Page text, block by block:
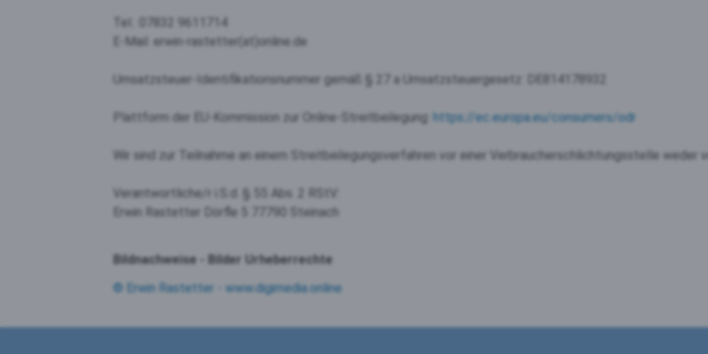
Tel.: 07832 9611714
E-Mail: erwin-rastetter(at)online.de
Umsatzsteuer-Identifikationsnummer gemäß § 27 a Umsatzsteuergesetz: DE814178932
Plattform der EU-Kommission zur Online-Streitbeilegung: https://ec.europa.eu/consumers/odr
Wir sind zur Teilnahme an einem Streitbeilegungsverfahren vor einer Verbraucherschlichtungsstelle weder
Verantwortliche/r i.S.d. § 55 Abs. 2 RStV:
Erwin Rastetter Dörfle 5 77790 Steinach
Bildnachweise - Bilder Urheberrechte
© Erwin Rastetter - www.digimedia.online